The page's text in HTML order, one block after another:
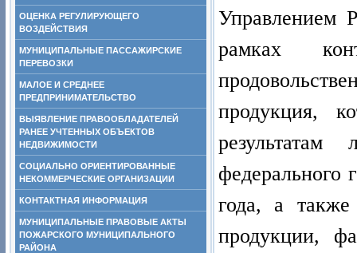
ОЦЕНКА РЕГУЛИРУЮЩЕГО
ВОЗДЕЙСТВИЯ
МУНИЦИПАЛЬНЫЕ ПАССАЖИРСКИЕ
ПЕРЕВОЗКИ
МАЛОЕ И СРЕДНЕЕ
ПРЕДПРИНИМАТЕЛЬСТВО
ВЫЯВЛЕНИЕ ПРАВООБЛАДАТЕЛЕЙ
РАНЕЕ УЧТЕННЫХ ОБЪЕКТОВ
НЕДВИЖИМОСТИ
СОЦИАЛЬНО ОРИЕНТИРОВАННЫЕ
НЕКОММЕРЧЕСКИЕ ОРГАНИЗАЦИИ
КОНТАКТНАЯ ИНФОРМАЦИЯ
МУНИЦИПАЛЬНЫЕ ПРАВОВЫЕ АКТЫ
ПОЖАРСКОГО МУНИЦИПАЛЬНОГО
РАЙОНА
Управлением
рамках
продукция,
федерального
года, а
продукции,